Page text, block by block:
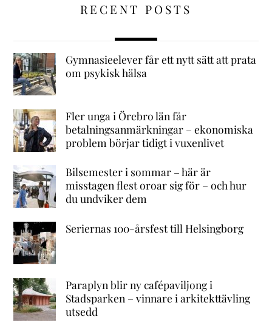
RECENT POSTS
Gymnasieelever får ett nytt sätt att prata
om psykisk hälsa
Fler unga i Örebro län får
betalningsanmärkningar – ekonomiska
problem börjar tidigt i vuxenlivet
Bilsemester i sommar – här är
misstagen flest oroar sig för – och hur
du undviker dem
Seriernas 100-årsfest till Helsingborg
Paraplyn blir ny cafépaviljong i
Stadsparken – vinnare i arkitekttävling
utsedd